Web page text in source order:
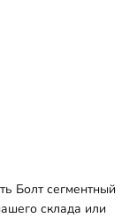
Болт сегментный
склада или